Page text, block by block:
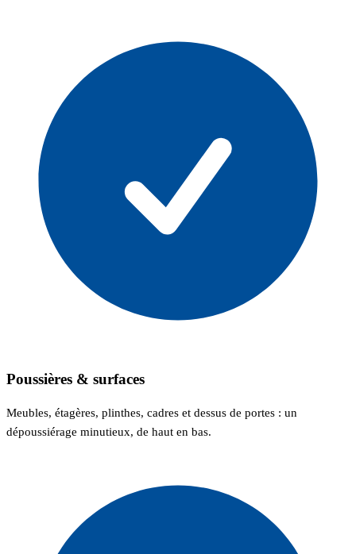
Poussières & surfaces
Meubles, étagères, plinthes, cadres et dessus de portes : un
dépoussiérage minutieux, de haut en bas.